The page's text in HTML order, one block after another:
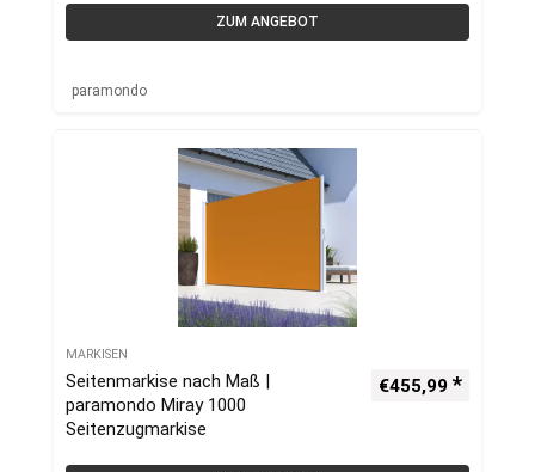
ZUM ANGEBOT
paramondo
MARKISEN
Seitenmarkise nach Maß |
paramondo Miray 1000
Seitenzugmarkise
€455,99